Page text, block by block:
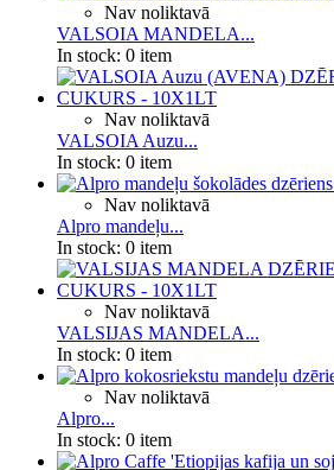
Nav noliktavā
VALSOIA MANDELA...
In stock: 0 item
Nav noliktavā
VALSOIA Auzu...
In stock: 0 item
Nav noliktavā
Alpro mandeļu...
In stock: 0 item
Nav noliktavā
VALSIJAS MANDELA...
In stock: 0 item
Nav noliktavā
Alpro...
In stock: 0 item